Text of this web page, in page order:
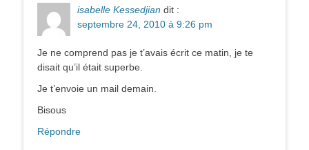
isabelle Kessedjian dit :
septembre 24, 2010 à 9:26 pm
Je ne comprend pas je t’avais écrit ce matin, je te
disait qu’il était superbe.
Je t’envoie un mail demain.
Bisous
Répondre